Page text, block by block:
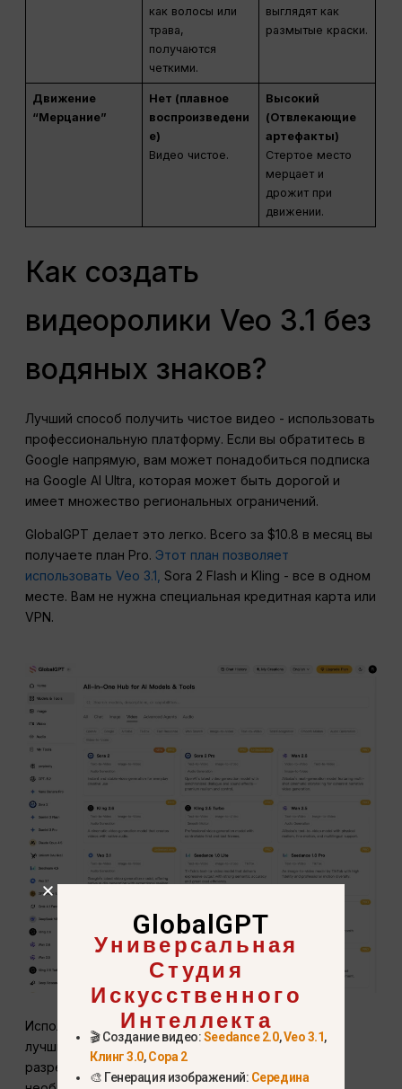
как волосы или
трава,
получаются
четкими.
выглядят как
размытые краски.
Движение
“Мерцание”
Нет (плавное
воспроизведени
е)
Видео чистое.
Высокий
(Отвлекающие
артефакты)
Стертое место
мерцает и
дрожит при
движении.
Как создать
видеоролики Veo 3.1 без
водяных знаков?
Лучший способ получить чистое видео - использовать
профессиональную платформу. Если вы обратитесь в
Google напрямую, вам может понадобиться подписка
на Google AI Ultra, которая может быть дорогой и
имеет множество региональных ограничений.
GlobalGPT делает это легко. Всего за $10.8 в месяц вы
получаете план Pro. Этот план позволяет
использовать Veo 3.1, Sora 2 Flash и Kling - все в одном
месте. Вам не нужна специальная кредитная карта или
VPN.
Использование GlobalGPT - это как VIP-пропуск к
лучшим моделям AI. Вы получаете самые высокие
разрешения и самые чистые файлы без
GlobalGPT
Универсальная
Студия
Искусственного
Интеллекта
🎬 Создание видео:Seedance 2.0,Veo 3.1,
Клинг 3.0,Сора 2
🎨 Генерация изображений: Середина